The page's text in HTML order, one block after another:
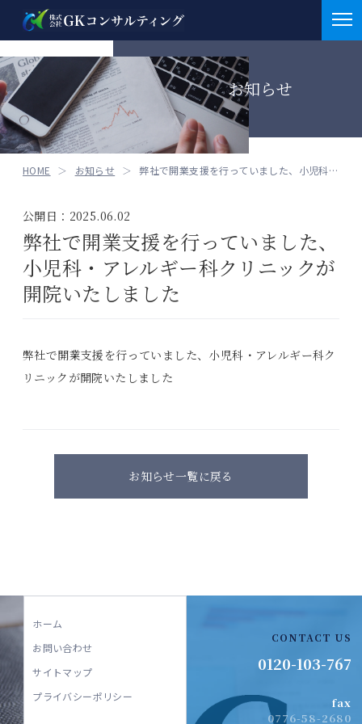
お知らせ
お知らせ
お知らせ
重要
サービス
クラファン
会社概要
M&A
介護支援業務
BCP策定支援
補助金申請支援
クラウドファンディング
お知らせ
HOME お知らせ 弊社で開業支援を行っていました、小児科・アレルギー...
公開日：2025.06.02
弊社で開業支援を行っていました、
小児科・アレルギー科クリニックが
開院いたしました
弊社で開業支援を行っていました、小児科・アレルギー科ク
リニックが開院いたしました
お知らせ一覧に戻る
ホーム
お問い合わせ
サイトマップ
プライバシーポリシー
CONTACT US
0120-103-767
fax
0776-58-2680